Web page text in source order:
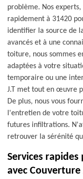
problème. Nos
rapidement à 31420
identifier la source de
avancés et à une
toiture, nous sommes
adaptées à votre
temporaire ou une
J.T met tout en œuvre
De plus, nous vous
l'entretien de votre
futures infiltrations.
retrouver la sérénité
Services
avec Couverture